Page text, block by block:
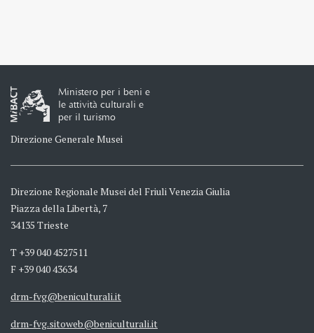
Ministero per i beni e
le attività culturali e
per il turismo
Direzione Generale Musei
Direzione Regionale Musei del Friuli Venezia Giulia
Piazza della Libertà, 7
34135 Trieste
T +39 040 4527511
F +39 040 43634
drm-fvg@beniculturali.it
drm-fvg.sitoweb@beniculturali.it